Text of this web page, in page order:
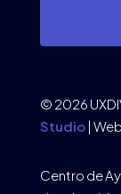
© 2026
Studio|
Centro de